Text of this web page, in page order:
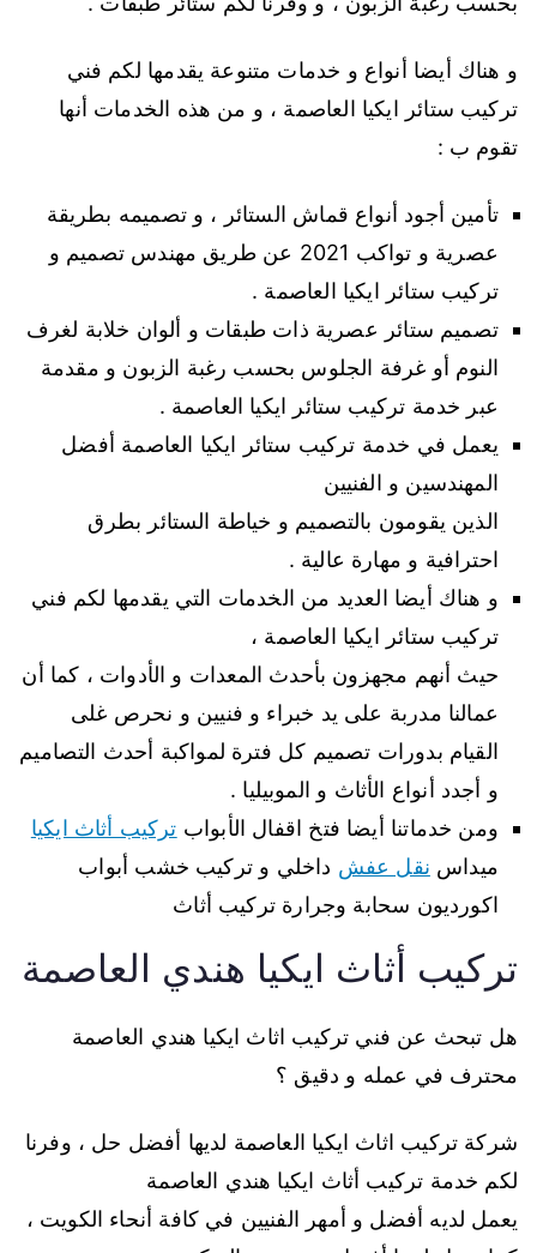
و هناك أيضا أنواع و خدمات متنوعة يقدمها لكم فني
تركيب ستائر ايكيا العاصمة ، و من هذه الخدمات أنها
تقوم ب :
تأمين أجود أنواع قماش الستائر ، و تصميمه بطريقة
عصرية و تواكب 2021 عن طريق مهندس تصميم و
تركيب ستائر ايكيا العاصمة .
تصميم ستائر عصرية ذات طبقات و ألوان خلابة لغرف
النوم أو غرفة الجلوس بحسب رغبة الزبون و مقدمة
عبر خدمة تركيب ستائر ايكيا العاصمة .
يعمل في خدمة تركيب ستائر ايكيا العاصمة أفضل
المهندسين و الفنيين
الذين يقومون بالتصميم و خياطة الستائر بطرق
احترافية و مهارة عالية .
و هناك أيضا العديد من الخدمات التي يقدمها لكم فني
تركيب ستائر ايكيا العاصمة ،
حيث أنهم مجهزون بأحدث المعدات و الأدوات ، كما أن
عمالنا مدربة على يد خبراء و فنيين و نحرص غلى
القيام بدورات تصميم كل فترة لمواكبة أحدث التصاميم
و أجدد أنواع الأثاث و الموبيليا .
ومن خدماتنا أيضا فتخ اقفال الأبواب تركيب أثاث ايكيا
ميداس نقل عفش داخلي و تركيب خشب أبواب
اكورديون سحابة وجرارة تركيب أثاث
تركيب أثاث ايكيا هندي العاصمة
هل تبحث عن فني تركيب اثاث ايكيا هندي العاصمة
محترف في عمله و دقيق ؟
شركة تركيب اثاث ايكيا العاصمة لديها أفضل حل ، وفرنا
لكم خدمة تركيب أثاث ايكيا هندي العاصمة
يعمل لديه أفضل و أمهر الفنيين في كافة أنحاء الكويت ،